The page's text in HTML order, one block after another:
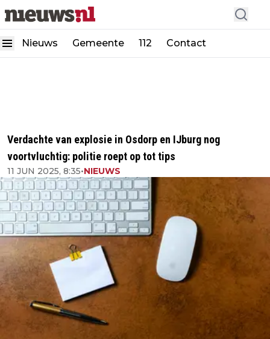
Nieuws Gemeente 112 Contact
Verdachte van explosie in Osdorp en IJburg nog
voortvluchtig: politie roept op tot tips
11 JUN 2025, 8:35•NIEUWS